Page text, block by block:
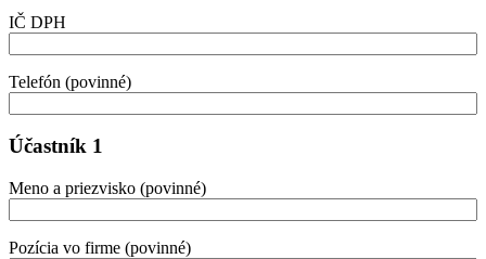
IČ DPH
Telefón (povinné)
Účastník 1
Meno a priezvisko (povinné)
Pozícia vo firme (povinné)